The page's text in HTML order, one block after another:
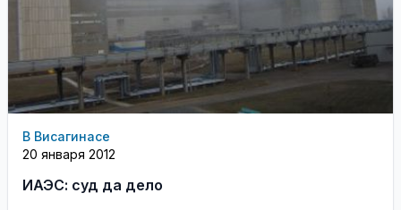
В Висагинасе
20 января 2012
ИАЭС: суд да дело